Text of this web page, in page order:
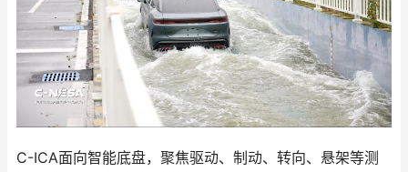
C-ICA面向智能底盘，聚焦驱动、制动、转向、悬架等测